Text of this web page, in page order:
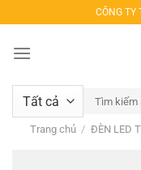
qua
nội
CÔNG TY
Tìm
kiếm:
Trang chủ / ĐÈN LED